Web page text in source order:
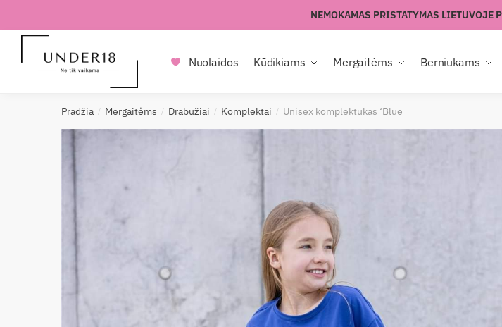
NEMOKAMAS PRISTATYMAS LIETUVOJE
Nuolaidos Kūdikiams Mergaitėms Berniukams
Pradžia / Mergaitėms / Drabužiai / Komplektai / Unisex komplektukas ‘Blue